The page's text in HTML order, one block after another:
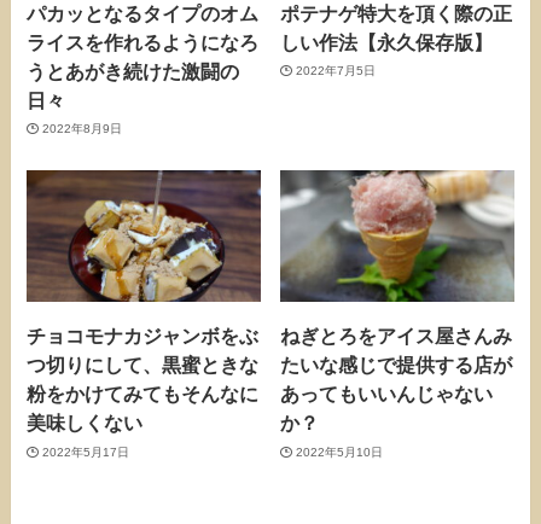
パカッとなるタイプのオム
ライスを作れるようになろ
うとあがき続けた激闘の
日々
2022年8月9日
ポテナゲ特大を頂く際の正
しい作法【永久保存版】
2022年7月5日
チョコモナカジャンボをぶ
つ切りにして、黒蜜ときな
粉をかけてみてもそんなに
美味しくない
2022年5月17日
ねぎとろをアイス屋さんみ
たいな感じで提供する店が
あってもいいんじゃない
か？
2022年5月10日